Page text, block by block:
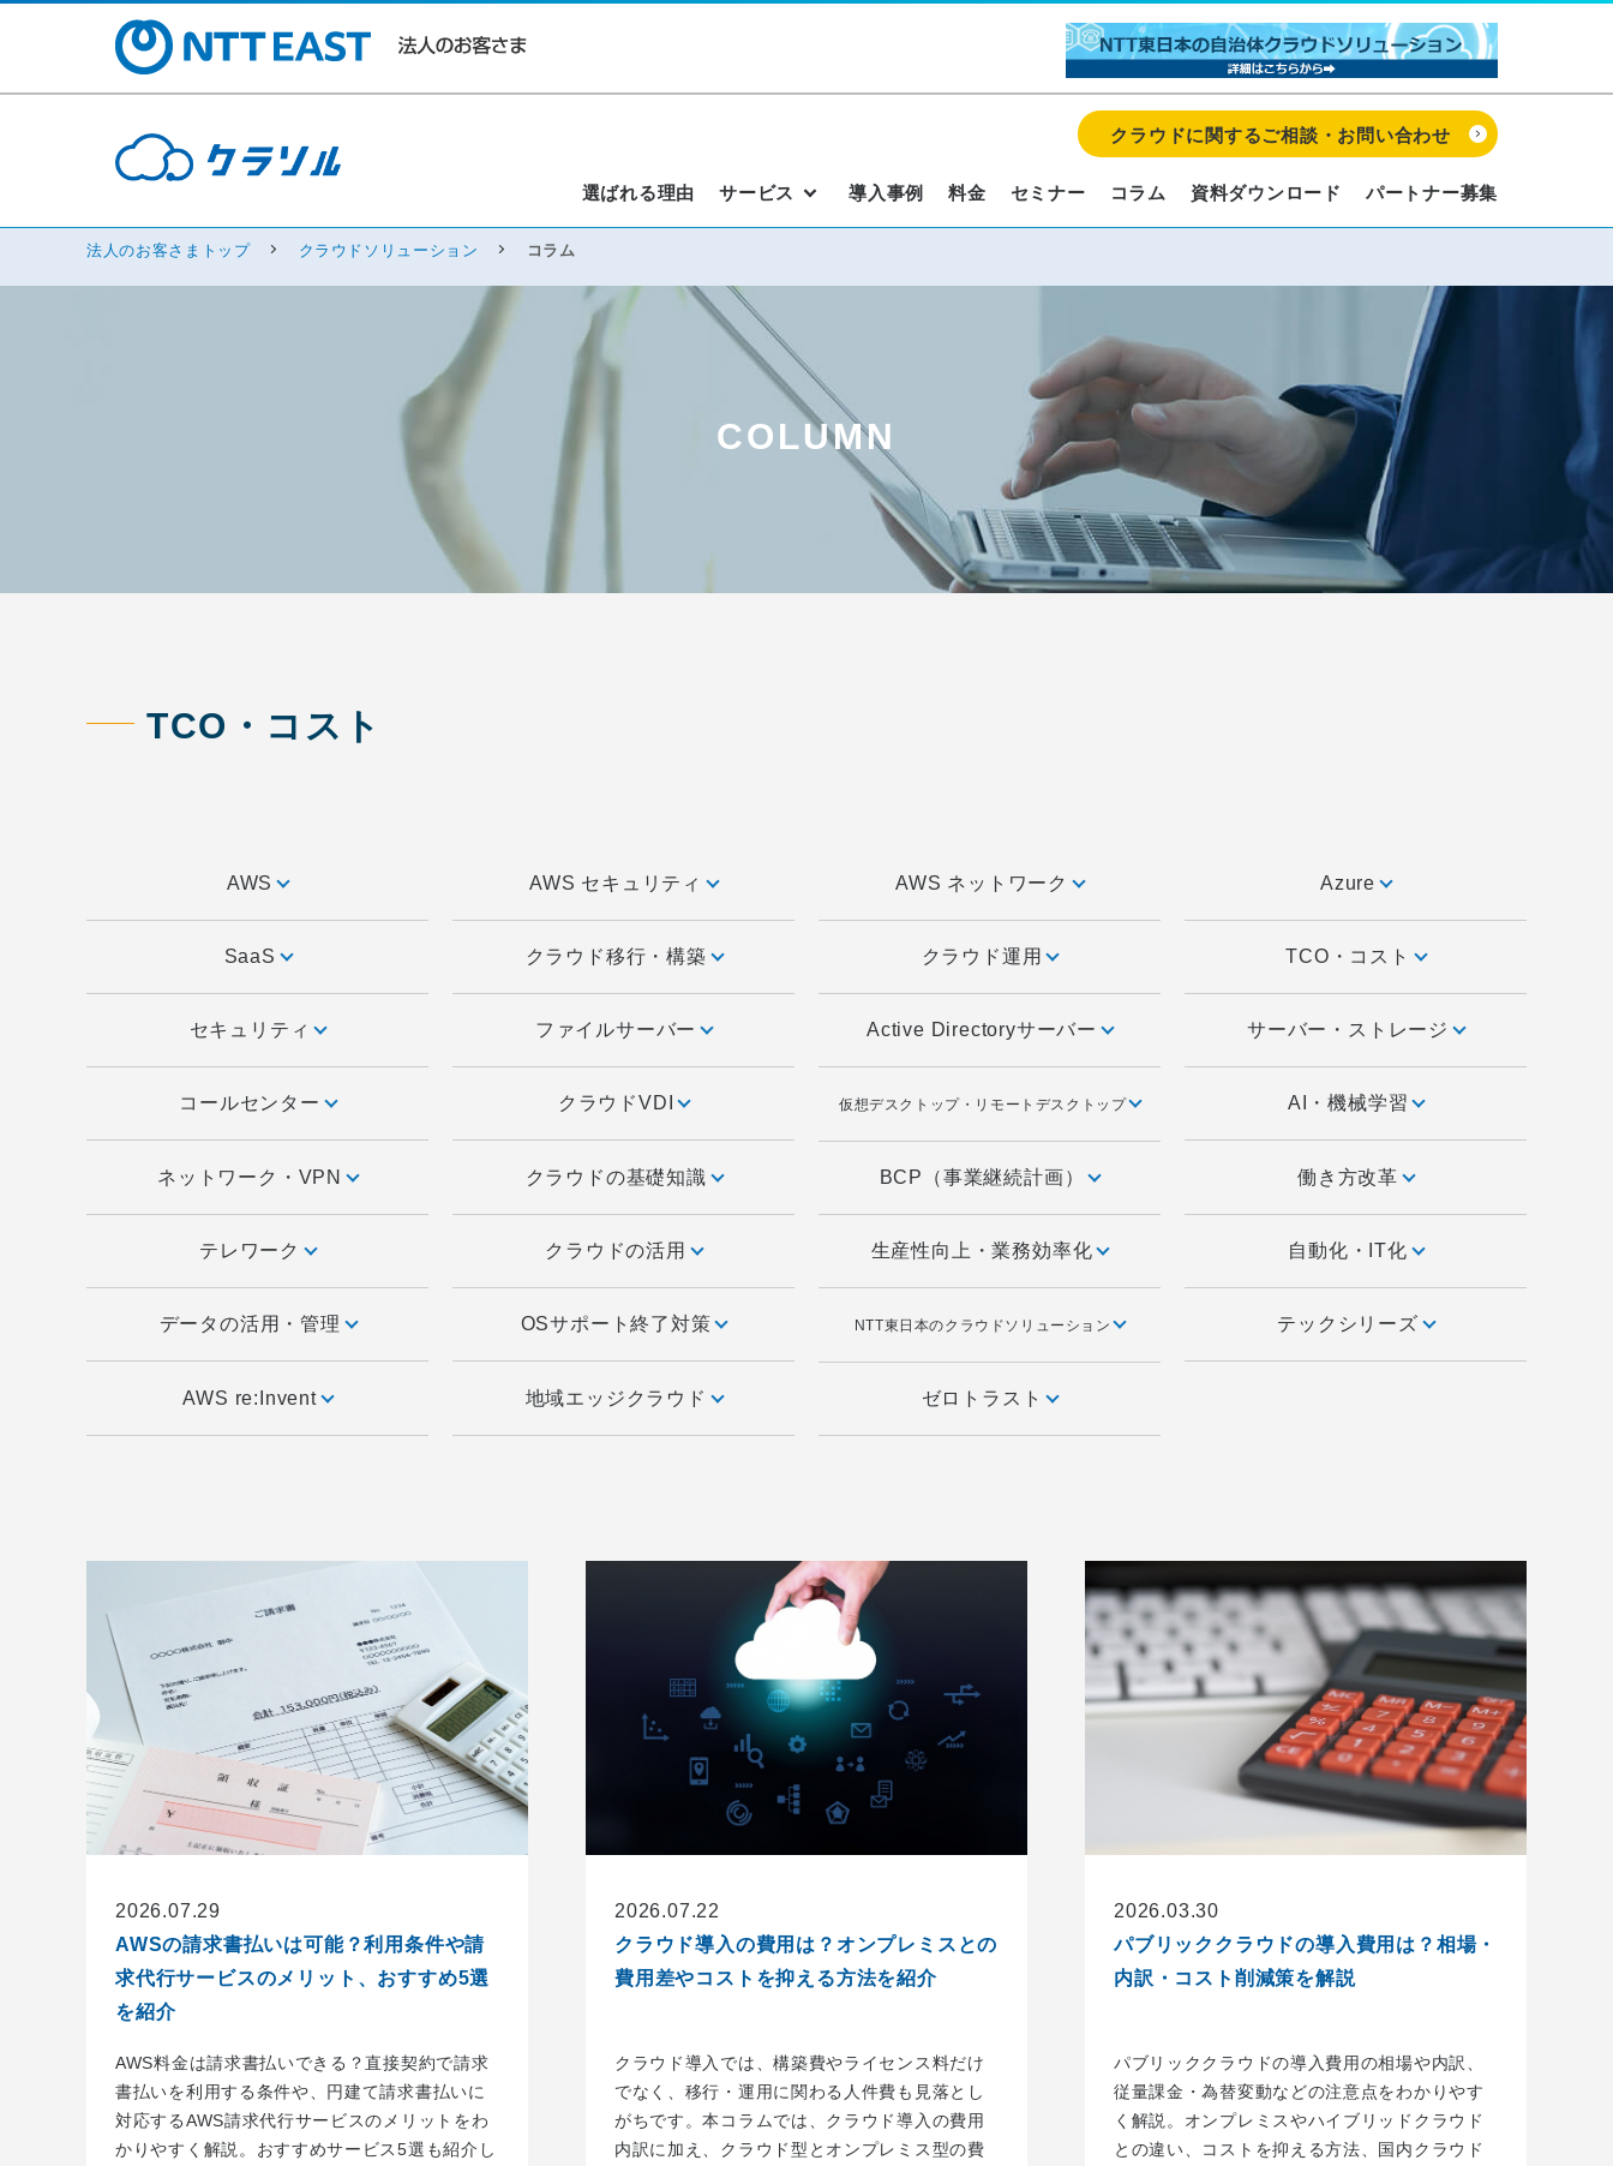
選ばれる理由 サービス 導入事例 料金 セミナー コラム 資料ダウンロード パートナー募集
クラウドに関するご相談・お問い合わせ
法人のお客さまトップ クラウドソリューション コラム
COLUMN
TCO・コスト
AWS AWS セキュリティ AWS ネットワーク Azure
SaaS クラウド移行・構築 クラウド運用 TCO・コスト
セキュリティ ファイルサーバー Active Directoryサーバー サーバー・ストレージ
コールセンター クラウドVDI 仮想デスクトップ・リモートデスクトップ AI・機械学習
ネットワーク・VPN クラウドの基礎知識 BCP（事業継続計画） 働き方改革
テレワーク クラウドの活用 生産性向上・業務効率化 自動化・IT化
データの活用・管理 OSサポート終了対策 NTT東日本のクラウドソリューション テックシリーズ
AWS re:Invent 地域エッジクラウド ゼロトラスト
2026.07.29
AWSの請求書払いは可能？利用条件や請
求代行サービスのメリット、おすすめ5選
を紹介
AWS料金は請求書払いできる？直接契約で請求
書払いを利用する条件や、円建て請求書払いに
対応するAWS請求代行サービスのメリットをわ
かりやすく解説。おすすめサービス5選も紹介し
2026.07.22
クラウド導入の費用は？オンプレミスとの
費用差やコストを抑える方法を紹介
クラウド導入では、構築費やライセンス料だけ
でなく、移行・運用に関わる人件費も見落とし
がちです。本コラムでは、クラウド導入の費用
内訳に加え、クラウド型とオンプレミス型の費
2026.03.30
パブリッククラウドの導入費用は？相場・
内訳・コスト削減策を解説
パブリッククラウドの導入費用の相場や内訳、
従量課金・為替変動などの注意点をわかりやす
く解説。オンプレミスやハイブリッドクラウド
との違い、コストを抑える方法、国内クラウド